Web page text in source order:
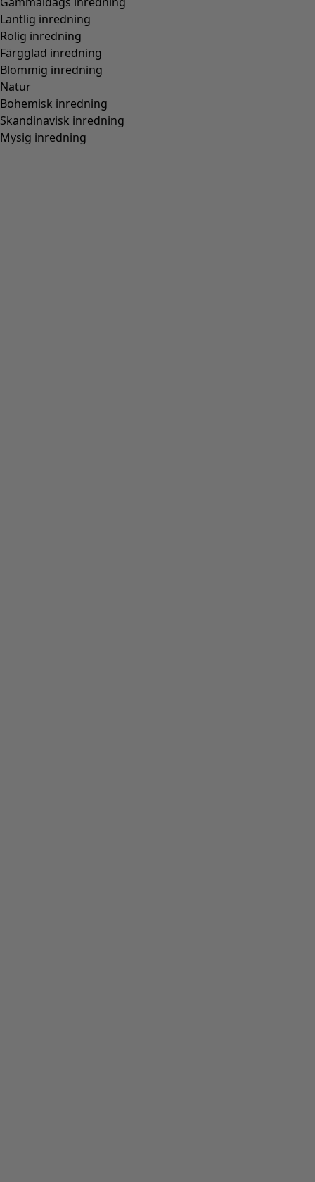
Lantlig inredning
Rolig inredning
Färgglad inredning
Blommig inredning
Natur
Bohemisk inredning
Skandinavisk inredning
Mysig inredning